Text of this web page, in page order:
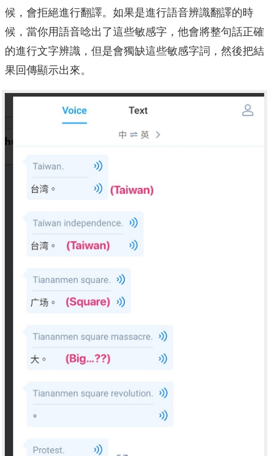
候，會拒絕進行翻譯。如果是進行語音辨識翻譯的時
候，當你用語音唸出了這些敏感字，他會將整句話正確
的進行文字辨識，但是會獨缺這些敏感字詞，然後把結
果回傳顯示出來。